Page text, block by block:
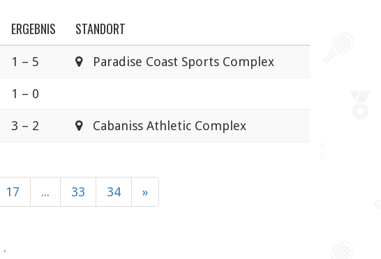
ERGEBNIS STANDORT
1 – 5 Paradise Coast Sports Complex
1 – 0
3 – 2 Cabaniss Athletic Complex
17 ... 33 34 »
.